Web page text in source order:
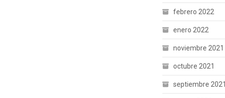
febrero 2022
enero 2022
noviembre 2021
octubre 2021
septiembre 2021